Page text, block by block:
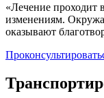
«Лечение проходит
изменениям.
оказывают